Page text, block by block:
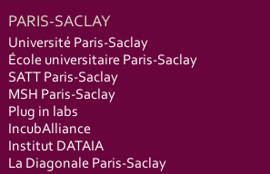
PARIS-SACLAY
Université Paris-Saclay
École universitaire Paris-Saclay
SATT Paris-Saclay
MSH Paris-Saclay
Plug in labs
IncubAlliance
Institut DATAIA
La Diagonale Paris-Saclay